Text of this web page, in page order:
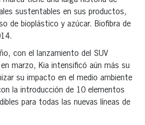
sustentables en sus productos,
de bioplástico y azúcar. Biofibra de
con el lanzamiento del SUV
marzo, Kia intensificó aún más su
su impacto en el medio ambiente
la introducción de 10 elementos
para todas las nuevas líneas de